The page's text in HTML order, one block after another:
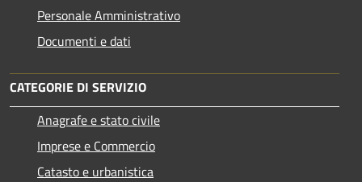
Personale Amministrativo
Documenti e dati
CATEGORIE DI SERVIZIO
Anagrafe e stato civile
Imprese e Commercio
Catasto e urbanistica